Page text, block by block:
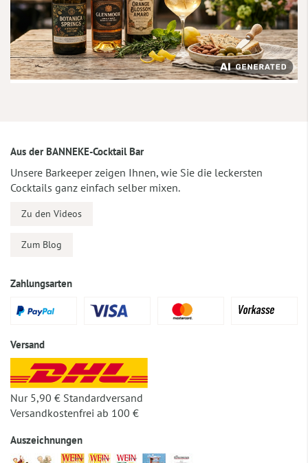
Aus der BANNEKE-Cocktail Bar
Unsere Barkeeper zeigen Ihnen, wie Sie die leckersten
Cocktails ganz einfach selber mixen.
Zu den Videos
Zum Blog
Zahlungsarten
Versand
Nur 5,90 € Standardversand
Versandkostenfrei ab 100 €
Auszeichnungen